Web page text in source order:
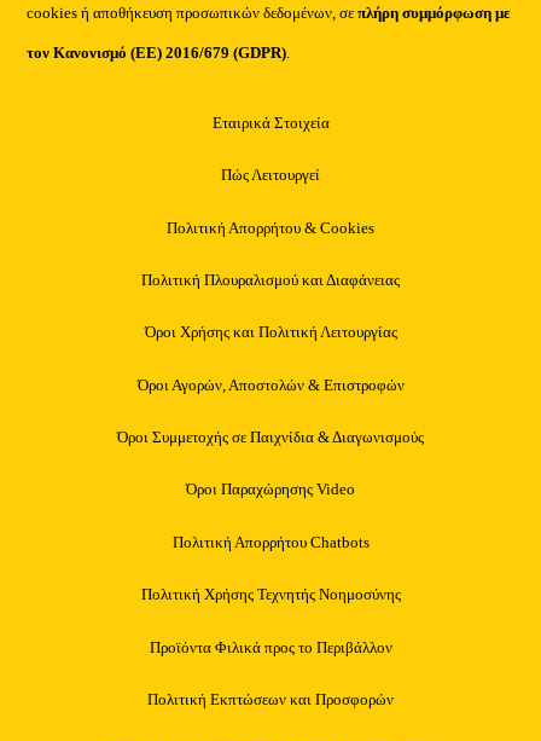
cookies ή αποθήκευση προσωπικών δεδομένων, σεπλήρη συμμόρφωση με
τον Κανονισμό (ΕΕ) 2016/679 (GDPR).
Εταιρικά Στοιχεία
Πώς Λειτουργεί
Πολιτική Απορρήτου & Cookies
Πολιτική Πλουραλισμού και Διαφάνειας
Όροι Χρήσης και Πολιτική Λειτουργίας
Όροι Αγορών, Αποστολών & Επιστροφών
Όροι Συμμετοχής σε Παιχνίδια & Διαγωνισμούς
Όροι Παραχώρησης Video
Πολιτική Απορρήτου Chatbots
Πολιτική Χρήσης Τεχνητής Νοημοσύνης
Προϊόντα Φιλικά προς το Περιβάλλον
Πολιτική Εκπτώσεων και Προσφορών